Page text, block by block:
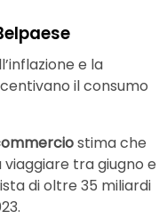
e la
il consumo
stima che
viaggiare tra giugno e
di oltre 35 miliardi